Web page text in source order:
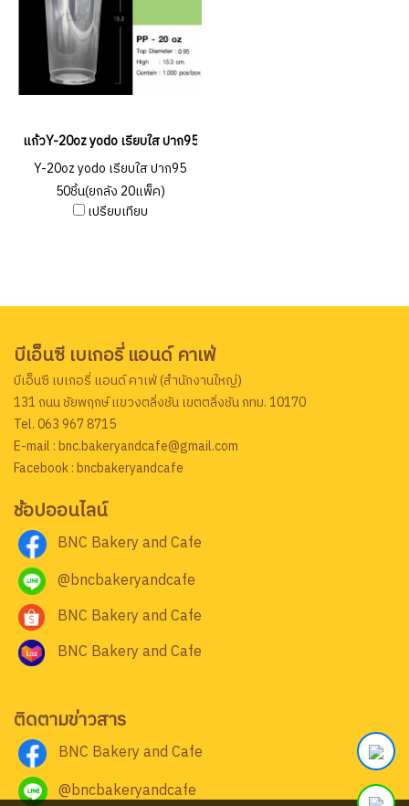
แก้วY-20oz yodo เรียบใส ปาก95 50ชิ้น(ยกลัง 20แพ็ค)
Y-20oz yodo เรียบใส ปาก95
50ชิ้น(ยกลัง 20แพ็ค)
เปรียบเทียบ
บีเอ็นซี เบเกอรี่ แอนด์ คาเฟ่
บีเอ็นซี เบเกอรี่ แอนด์ คาเฟ่ (สำนักงานใหญ่)
131 ถนน ชัยพฤกษ์ แขวงตลิ่งชัน เขตตลิ่งชัน กทม. 10170
Tel. 063 967 8715
E-mail : bnc.bakeryandcafe@gmail.com
Facebook : bncbakeryandcafe
ช้อปออนไลน์
BNC Bakery and Cafe
@bncbakeryandcafe
BNC Bakery and Cafe
BNC Bakery and Cafe
ติดตามข่าวสาร
BNC Bakery and Cafe
@bncbakeryandcafe